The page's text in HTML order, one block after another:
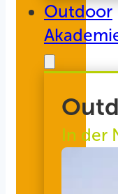
Outdoor
In der